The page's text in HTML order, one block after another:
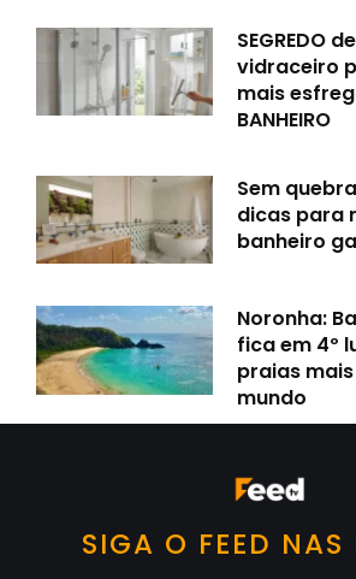
SEGREDO
vidraceiro
mais
BANHEIRO
Sem
dicas para
banheiro
Noronha:
fica em 4º
praias
mundo
SIGA O FEED NAS